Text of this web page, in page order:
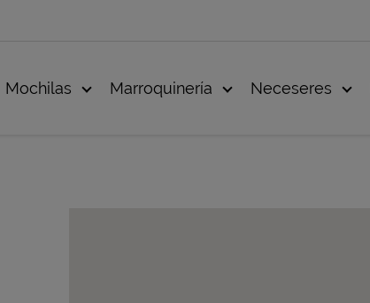
Mochilas Marroquinería Neceseres